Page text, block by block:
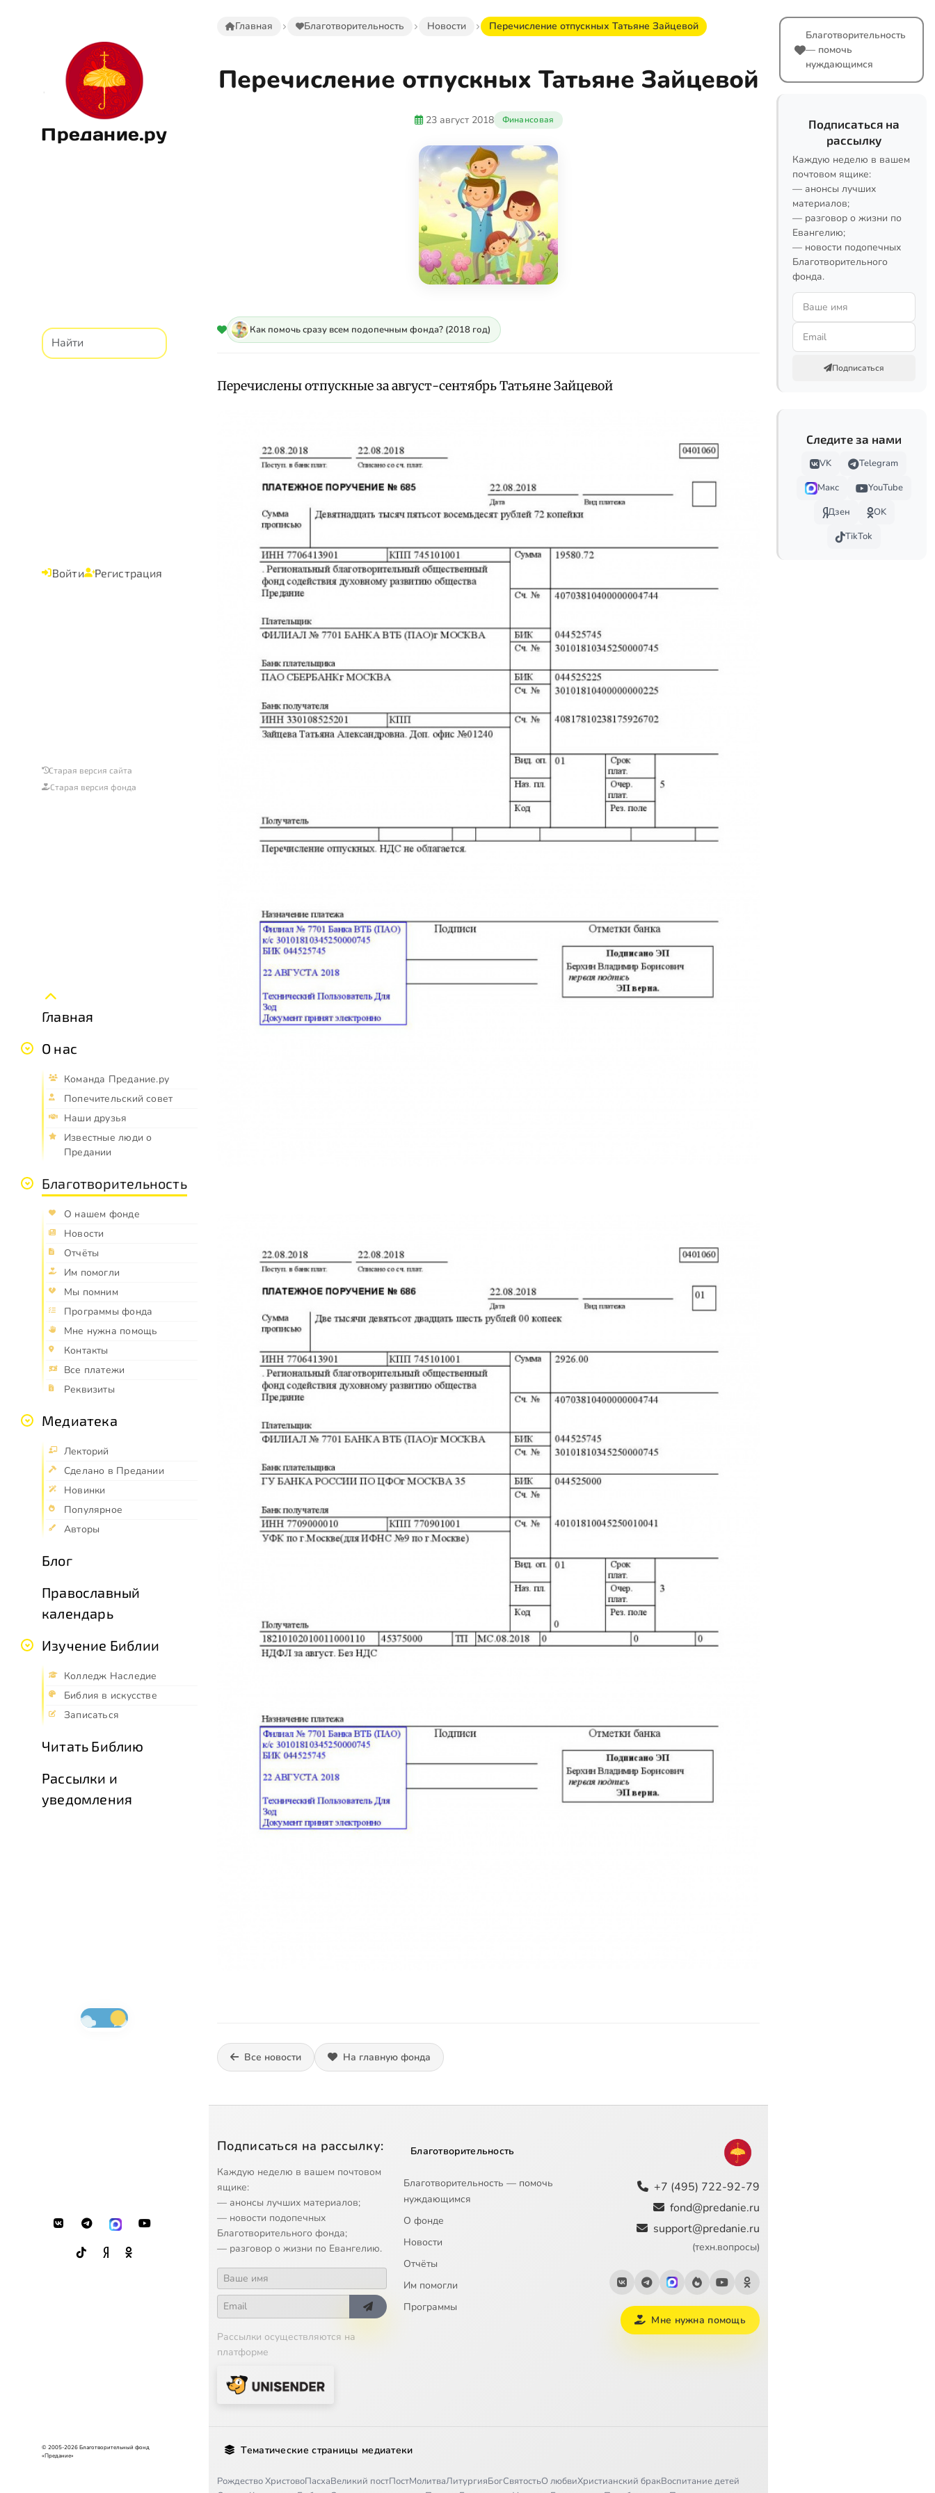
Предание.ру
Войти Регистрация
Старая версия сайта
Старая версия фонда
Главная
О нас
Команда Предание.ру
Попечительский совет
Наши друзья
Известные люди о
Предании
Благотворительность
О нашем фонде
Новости
Отчёты
Им помогли
Мы помним
Программы фонда
Мне нужна помощь
Контакты
Все платежи
Реквизиты
Медиатека
Лекторий
Сделано в Предании
Новинки
Популярное
Авторы
Блог
Православный
календарь
Изучение Библии
Колледж Наследие
Библия в искусстве
Записаться
Читать Библию
Рассылки и
уведомления
© 2005-2026 Благотворительный фонд
«Предание»
Главная Благотворительность Новости Перечисление отпускных Татьяне Зайцевой
Перечисление отпускных Татьяне Зайцевой
23 август 2018 Финансовая
Как помочь сразу всем подопечным фонда? (2018 год)
Перечислены отпускные за август-сентябрь Татьяне Зайцевой
Все новости На главную фонда
Подписаться на рассылку:
Каждую неделю в вашем почтовом
ящике:
— анонсы лучших материалов;
— новости подопечных
Благотворительного фонда;
— разговор о жизни по Евангелию.
Рассылки осуществляются на
платформе
Благотворительность
Благотворительность — помочь
нуждающимся
О фонде
Новости
Отчёты
Им помогли
Программы
+7 (495) 722-92-79
fond@predanie.ru
support@predanie.ru
(техн.вопросы)
Мне нужна помощь
Тематические страницы медиатеки
Рождество ХристовоПасхаВеликий постПостМолитваЛитургияБогСвятостьО любвиХристианский бракВоспитание детей
Благотворительность
— помочь
нуждающимся
Подписаться на
рассылку
Каждую неделю в вашем
почтовом ящике:
— анонсы лучших
материалов;
— разговор о жизни по
Евангелию;
— новости подопечных
Благотворительного
фонда.
Подписаться
Следите за нами
VK
Telegram
Макс
YouTube
Дзен
OK
TikTok